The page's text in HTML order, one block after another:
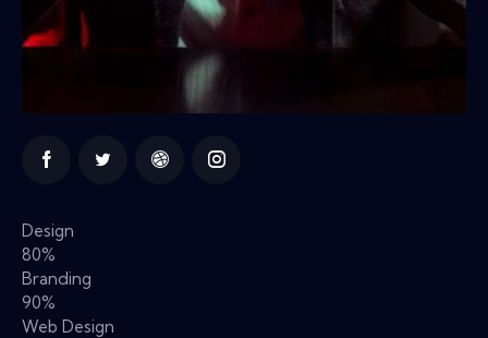
Design
80%
Branding
90%
Web Design